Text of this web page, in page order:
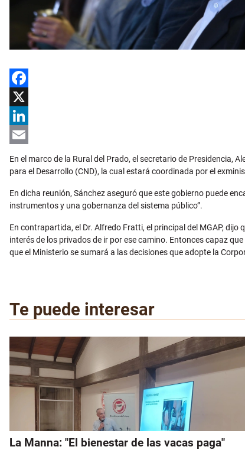
Facebook
X
LinkedIn
Email
En el marco de la Rural del Prado, el secretario de Presidencia,
para el Desarrollo (CND), la cual estará coordinada por el
En dicha reunión, Sánchez aseguró que este gobierno puede
instrumentos y una gobernanza del sistema público”.
En contrapartida, el Dr. Alfredo Fratti, el principal del MGAP,
interés de los privados de ir por ese camino. Entonces capaz
que el Ministerio se sumará a las decisiones que adopte la
Te puede interesar
La Manna: "El bienestar de las vacas paga"